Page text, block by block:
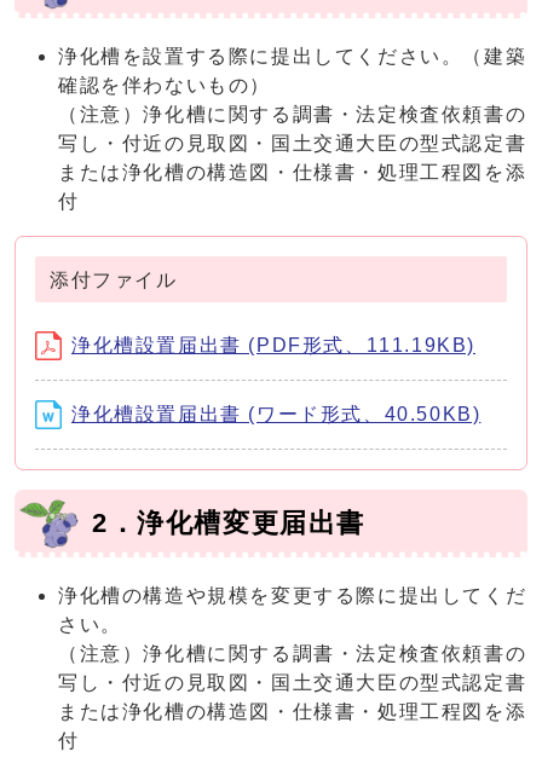
浄化槽を設置する際に提出してください。（建築
確認を伴わないもの）
（注意）浄化槽に関する調書・法定検査依頼書の
写し・付近の見取図・国土交通大臣の型式認定書
または浄化槽の構造図・仕様書・処理工程図を添
付
添付ファイル
浄化槽設置届出書 (PDF形式、111.19KB)
浄化槽設置届出書 (ワード形式、40.50KB)
2．浄化槽変更届出書
浄化槽の構造や規模を変更する際に提出してくだ
さい。
（注意）浄化槽に関する調書・法定検査依頼書の
写し・付近の見取図・国土交通大臣の型式認定書
または浄化槽の構造図・仕様書・処理工程図を添
付